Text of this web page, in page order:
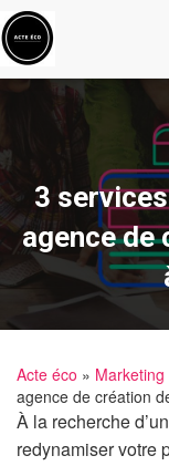
3
agence
Acte éco » Marketing
agence de création
À la recherche
redynamiser votre